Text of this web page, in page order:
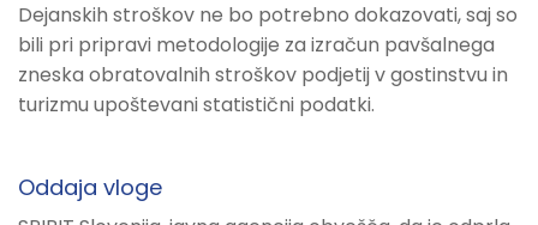
Dejanskih stroškov ne bo potrebno dokazovati, saj so
bili pri pripravi metodologije za izračun pavšalnega
zneska obratovalnih stroškov podjetij v gostinstvu in
turizmu upoštevani statistični podatki.
Oddaja vloge